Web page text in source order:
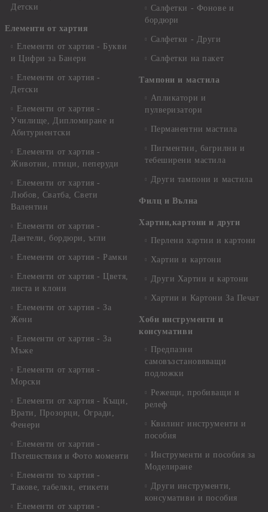
Детски
Елементи от хартия
Елементи от хартия - Букви
и Цифри за Банери
Елементи от хартия -
Детски
Елементи от хартия -
Училище, Дипломиране и
Абитуриентски
Елементи от хартия -
Животни, птици, пеперуди
Елементи от хартия -
Любов, Сватба, Свети
Валентин
Елементи от хартия -
Дантели, бордюри, ъгли
Елементи от хартия - Рамки
Елементи от хартия - Цветя,
листа и клони
Елементи от хартия - За
Жени
Елементи от хартия - За
Мъже
Елементи от хартия -
Морски
Елементи от хартия - Къщи,
Врати, Прозорци, Огради,
Фенери
Елементи от хартия -
Пътешествия и Фото моменти
Елементи то хартия -
Такове, табелки, етикети
Елементи от хартия -
Салфетки - Фонове и
бордюри
Салфетки - Други
Салфетки на пакет
Тампони и мастила
Апликатори и
пулверизатори
Перманентни мастила
Пигментни, багрилни и
тебеширени мастила
Други тампони и мастила
Филц и Вълна
Хартии,картони и други
Перлени хартии и картони
Хартии и картони
Други Хартии и картони
Хартии и Картони За Печат
Хоби инструменти и
консумативи
Предпазни
самовъзстановяващи
подложки
Режещи, пробиващи и
релеф
Квилинг инструменти и
пособия
Инструменти и пособия за
Моделиране
Други инструменти,
консумативи и пособия